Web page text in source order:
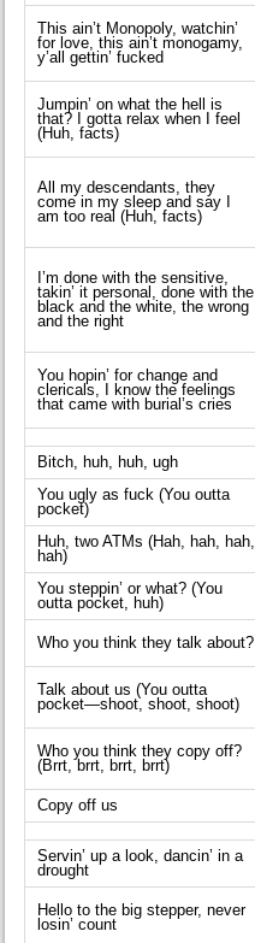
This ain’t Monopoly, watchin’
for love, this ain’t monogamy,
y’all gettin’ fucked
Jumpin’ on what the hell is
that? I gotta relax when I feel
(Huh, facts)
All my descendants, they
come in my sleep and say I
am too real (Huh, facts)
I’m done with the sensitive,
takin’ it personal, done with the
black and the white, the wrong
and the right
You hopin’ for change and
clericals, I know the feelings
that came with burial’s cries
Bitch, huh, huh, ugh
You ugly as fuck (You outta
pocket)
Huh, two ATMs (Hah, hah, hah,
hah)
You steppin’ or what? (You
outta pocket, huh)
Who you think they talk about?
Talk about us (You outta
pocket—shoot, shoot, shoot)
Who you think they copy off?
(Brrt, brrt, brrt, brrt)
Copy off us
Servin’ up a look, dancin’ in a
drought
Hello to the big stepper, never
losin’ count